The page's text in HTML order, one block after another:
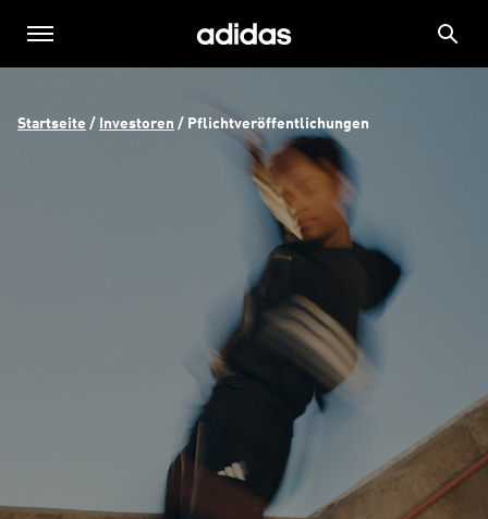
Startseite / Investoren / Pflichtveröffentlichungen